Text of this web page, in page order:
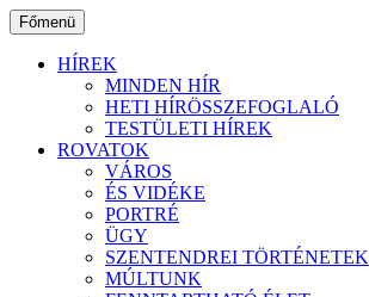
Ugrás
a
tartalomhoz
Főmenü
HÍREK
MINDEN HÍR
HETI HÍRÖSSZEFOGLALÓ
TESTÜLETI HÍREK
ROVATOK
VÁROS
ÉS VIDÉKE
PORTRÉ
ÜGY
SZENTENDREI TÖRTÉNETEK
MÚLTUNK